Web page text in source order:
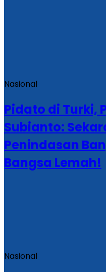
Nasional
Pidato di Turki,
Subianto:
Penindasan
Bangsa Lemah!
Nasional